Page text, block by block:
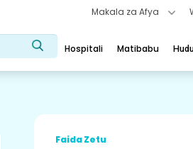
Makala za Afya
Hospitali Matibabu
Faida Zetu